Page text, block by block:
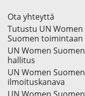
Ota yhteyttä
Tutustu UN Women
Suomen toimintaan
UN Women Suomen
hallitus
UN Women Suomen
ilmoituskanava